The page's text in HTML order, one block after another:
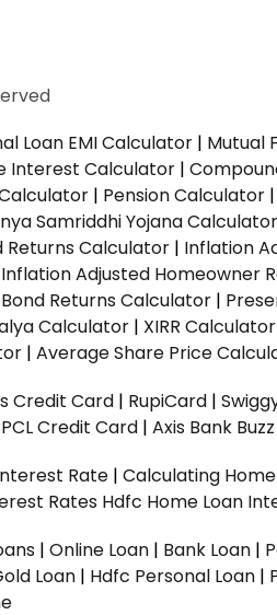
Loan EMI Calculator | Mutual
Interest Calculator |
| Pension Calculator |
Samriddhi Yojana Calculator
Returns Calculator | Inflation
Inflation Adjusted Homeowner
Bond Returns Calculator |
Calculator | XIRR Calculator
| Average Share Price
Credit Card | RupiCard |
Credit Card | Axis Bank
Rate | Calculating
Rates Hdfc Home Loan
| Online Loan | Bank Loan |
Loan | Hdfc Personal Loan |